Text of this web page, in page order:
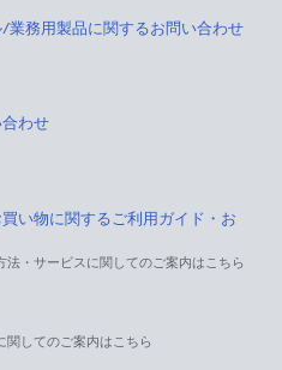
業務用製品に関するお問い合わせ
わせ
い物に関するご利用ガイド・お
法・サービスに関してのご案内はこちら
関してのご案内はこちら